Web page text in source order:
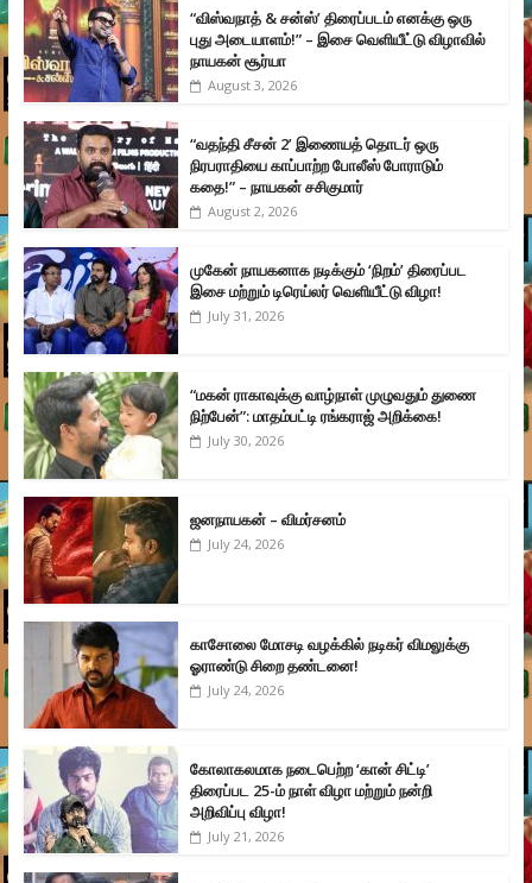
“விஸ்வநாத் & சன்ஸ்’ திரைப்படம் எனக்கு ஒரு
புது அடையாளம்!” – இசை வெளியீட்டு விழாவில்
நாயகன் சூர்யா
August 3, 2026
“வதந்தி சீசன் 2’ இணையத் தொடர் ஒரு
நிரபராதியை காப்பாற்ற போலீஸ் போராடும்
கதை!” – நாயகன் சசிகுமார்
August 2, 2026
முகேன் நாயகனாக நடிக்கும் ‘நிறம்’ திரைப்பட
இசை மற்றும் டிரெய்லர் வெளியீட்டு விழா!
July 31, 2026
“மகன் ராகாவுக்கு வாழ்நாள் முழுவதும் துணை
நிற்பேன்”: மாதம்பட்டி ரங்கராஜ் அறிக்கை!
July 30, 2026
ஜனநாயகன் – விமர்சனம்
July 24, 2026
காசோலை மோசடி வழக்கில் நடிகர் விமலுக்கு
ஓராண்டு சிறை தண்டனை!
July 24, 2026
கோலாகலமாக நடைபெற்ற ‘கான் சிட்டி’
திரைப்பட 25-ம் நாள் விழா மற்றும் நன்றி
அறிவிப்பு விழா!
July 21, 2026